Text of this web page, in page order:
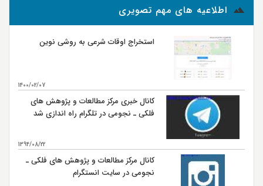
اطلاعیه های مهم تصویری
استخراج اوقات شرعی به روشی نوین
1400/02/07
کانال خبری مرکز مطالعات و پژوهش های
فلکی ـ نجومی در تلگرام راه اندازی شد
1394/08/22
کانال مرکز مطالعات و پژوهش های فلکی ـ
نجومی در سایت انستگرام